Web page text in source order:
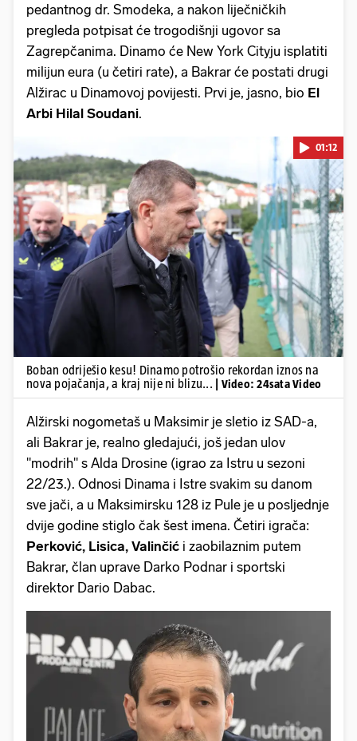
pedantnog dr. Smodeka, a nakon liječničkih
pregleda potpisat će trogodišnji ugovor sa
Zagrepčanima. Dinamo će New York Cityju isplatiti
milijun eura (u četiri rate), a Bakrar će postati drugi
Alžirac u Dinamovoj povijesti. Prvi je, jasno, bio El
Arbi Hilal Soudani.
Pokretanje videa...
01:12
Boban odriješio kesu! Dinamo potrošio rekordan iznos na
nova pojačanja, a kraj nije ni blizu...
| Video: 24sata Video
Alžirski nogometaš u Maksimir je sletio iz SAD-a,
ali Bakrar je, realno gledajući, još jedan ulov
"modrih" s Alda Drosine (igrao za Istru u sezoni
22/23.). Odnosi Dinama i Istre svakim su danom
sve jači, a u Maksimirsku 128 iz Pule je u posljednje
dvije godine stiglo čak šest imena. Četiri igrača:
Perković, Lisica, Valinčić i zaobilaznim putem
Bakrar, član uprave Darko Podnar i sportski
direktor Dario Dabac.